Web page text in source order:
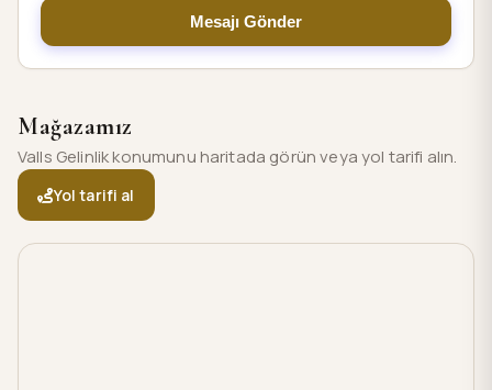
Mesajı Gönder
Mağazamız
Valls Gelinlik konumunu haritada görün veya yol tarifi alın.
Yol tarifi al